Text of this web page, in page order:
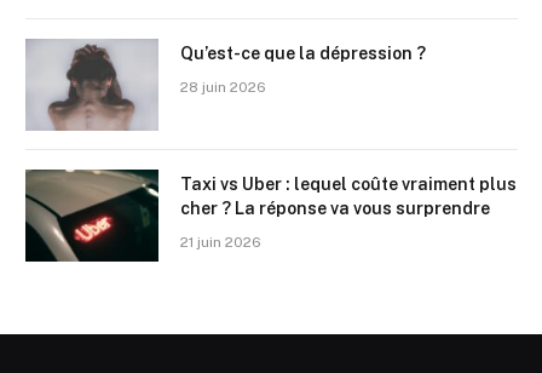
Qu’est-ce que la dépression ?
28 juin 2026
Taxi vs Uber : lequel coûte vraiment plus
cher ? La réponse va vous surprendre
21 juin 2026